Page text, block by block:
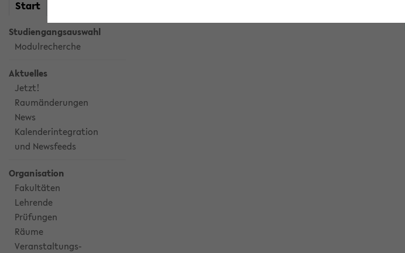
Start
Studiengangsauswahl
Modulrecherche
Aktuelles
Jetzt!
Raumänderungen
News
Kalenderintegration
und Newsfeeds
Organisation
Fakultäten
Lehrende
Prüfungen
Räume
Veranstaltungs-